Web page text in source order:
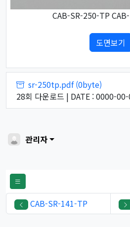
CAB-SR-250-TP
도면보기
첨부파일sr-250tp.pdf (0byte)
28회 다운로드 | DATE : 0000-
관리자
CAB-SR-141-TP